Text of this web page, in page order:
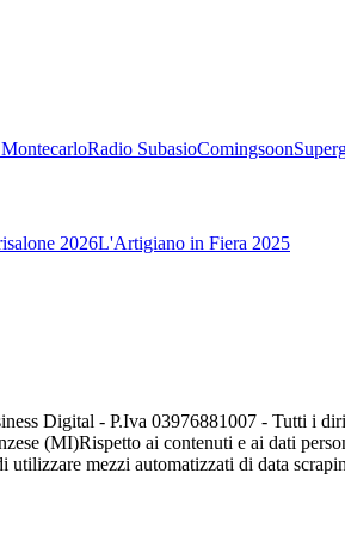
Radio SubasioComingsoon
2026L'Artigiano in Fiera 2025
Digital - P.Iva 03976881007 - Tutti i
(MI)Rispetto ai contenuti e ai dati
utilizzare mezzi automatizzati di data